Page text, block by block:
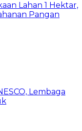
Lahan 1 Hektar,
Pangan
Lembaga